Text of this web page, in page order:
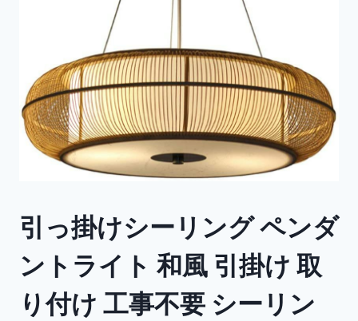
引っ掛けシーリング ペンダ
ントライト 和風 引掛け 取
り付け 工事不要 シーリン